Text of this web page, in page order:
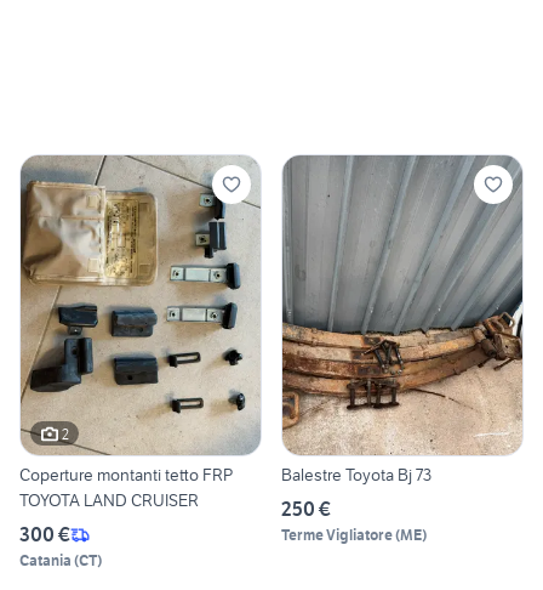
2
Coperture montanti tetto FRP
TOYOTA LAND CRUISER
300 €
Catania (CT)
Balestre Toyota Bj 73
250 €
Terme Vigliatore(ME)